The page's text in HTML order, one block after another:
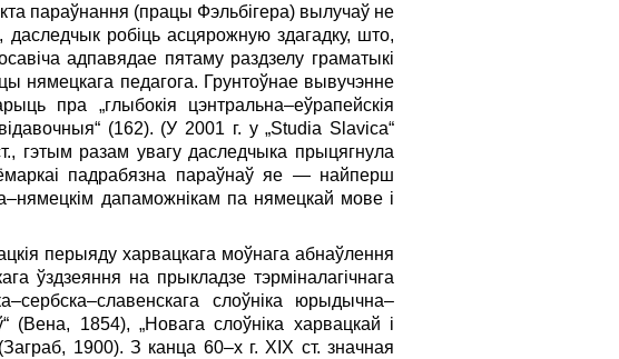
параўнання (працы Фэльбігера) вылучаў не
робіць асцярожную здагадку, што,
адпавядае пятаму раздзелу граматыкі
нямецкага педагога. Грунтоўнае вывучэнне
пра „глыбокія цэнтральна–еўрапейскія
(162). (У 2001 г. у „Studia Slavica“
гэтым разам увагу даследчыка прыцягнула
падрабязна параўнаў яе — найперш
дапаможнікам па нямецкай мове і
перыяду харвацкага моўнага абнаўлення
ўздзеяння на прыкладзе тэрміналагічнага
слоўніка юрыдычна–
(Вена, 1854), „Новага слоўніка харвацкай і
1900). З канца 60–х г. XIX ст. значная